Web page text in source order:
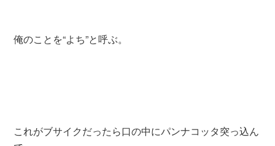
俺のことを“よち”と呼ぶ。
これがブサイクだったら口の中にパンナコッタ突っ込ん